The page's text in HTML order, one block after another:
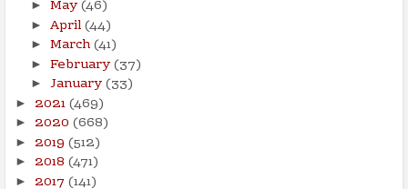
► May(46)
► April(44)
► March(41)
► February(37)
► January(33)
► 2021(469)
► 2020 (668)
► 2019 (512)
► 2018 (471)
► 2017 (141)